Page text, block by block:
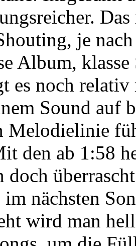
je
Album,
es noch
Sound auf
Melodielinie
den ab 1:58
doch
im nächsten
wird man